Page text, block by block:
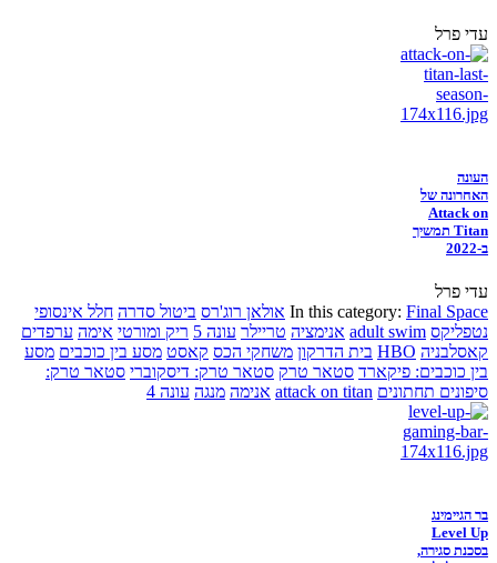
עדי פרל
העונה
האחרונה של
Attack on
Titan תמשיך
ב-2022
עדי פרל
In this category: Final Space אולאן רוג'רס ביטול סדרה חלל אינסופי
נטפליקס adult swim אנימציה טריילר עונה 5 ריק ומורטי אימה ערפדים
קאסלבניה HBO בית הדרקון משחקי הכס קאסט מסע בין כוכבים מסע
בין כוכבים: פיקארד סטאר טרק סטאר טרק: דיסקוברי סטאר טרק:
סיפונים תחתונים attack on titan אנימה מנגה עונה 4
בר הגיימינג
Level Up
בסכנת סגירה,